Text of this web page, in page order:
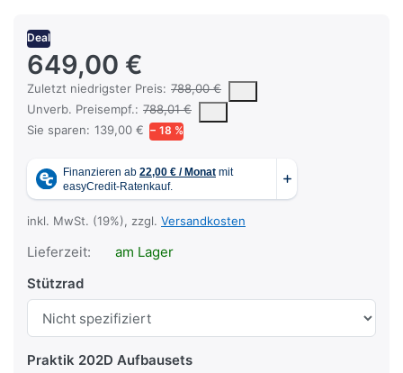
Deal
649,00 €
Zuletzt niedrigster Preis: 788,00 €
Es handelt sich um den niedrigsten Preis des Produktes in den
Unverb. Preisempf.: 788,01 €
Die UVP ist der vorgeschlagene oder empfohlene Verkaufspreis
Sie sparen: 139,00 € − 18 %
inkl. MwSt. (19%), zzgl. Versandkosten
Lieferzeit:
am Lager
Stützrad
Praktik 202D Aufbausets